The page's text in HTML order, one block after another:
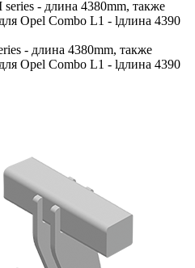
- длина 4380mm, также
Opel Combo L1 - lдлина 4390